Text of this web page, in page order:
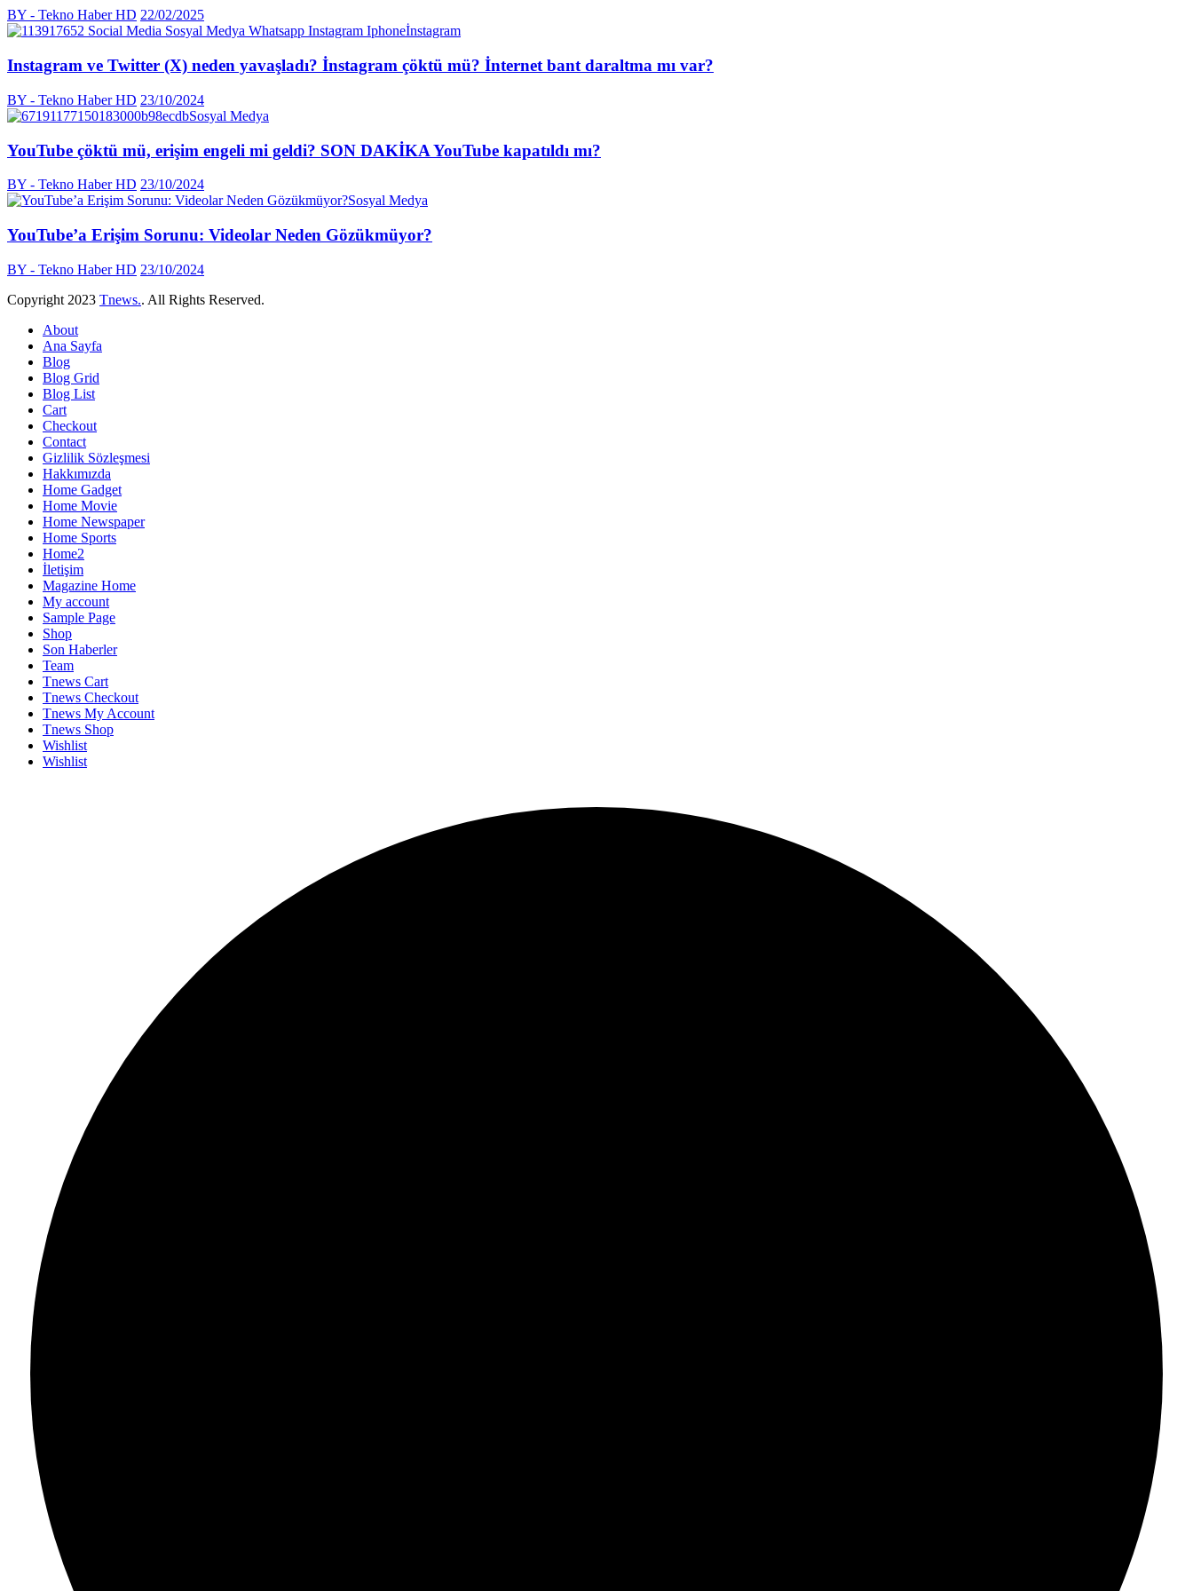
BY - Tekno Haber HD 22/02/2025
İnstagram
Instagram ve Twitter (X) neden yavaşladı? İnstagram çöktü mü? İnternet bant daraltma mı var?
BY - Tekno Haber HD 23/10/2024
Sosyal Medya
YouTube çöktü mü, erişim engeli mi geldi? SON DAKİKA YouTube kapatıldı mı?
BY - Tekno Haber HD 23/10/2024
Sosyal Medya
YouTube’a Erişim Sorunu: Videolar Neden Gözükmüyor?
BY - Tekno Haber HD 23/10/2024
Copyright 2023 Tnews.. All Rights Reserved.
About
Ana Sayfa
Blog
Blog Grid
Blog List
Cart
Checkout
Contact
Gizlilik Sözleşmesi
Hakkımızda
Home Gadget
Home Movie
Home Newspaper
Home Sports
Home2
İletişim
Magazine Home
My account
Sample Page
Shop
Son Haberler
Team
Tnews Cart
Tnews Checkout
Tnews My Account
Tnews Shop
Wishlist
Wishlist